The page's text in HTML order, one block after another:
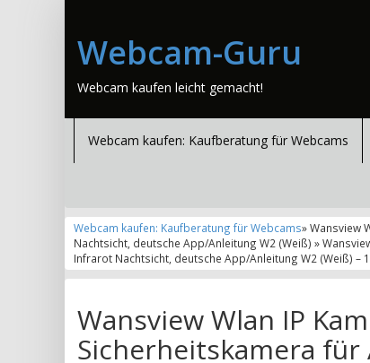
Webcam-Guru
Webcam kaufen leicht gemacht!
Webcam kaufen: Kaufberatung für Webcams
Webcam kaufen: Kaufberatung für Webcams» Wansview
Nachtsicht, deutsche App/Anleitung W2 (Weiß) »
Infrarot Nachtsicht, deutsche App/Anleitung W2 (Weiß) – 1
Wansview Wlan IP
Sicherheitskamera